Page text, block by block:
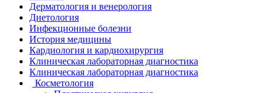
Дерматология и венерология
Диетология
Инфекционные болезни
История медицины
Кардиология и кардиохирургия
Клиническая лабораторная диагностика
Клиническая лабораторная диагностика
Косметология